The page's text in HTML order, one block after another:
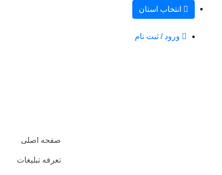
ورود / ثبت نام
صفحه اصلی
تعرفه تبلیغات